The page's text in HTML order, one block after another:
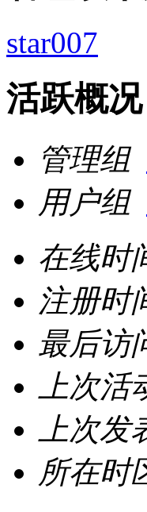
star007
活跃概况
管理组
用户组
在线时
注册时
最后访
上次活
上次发
所在时